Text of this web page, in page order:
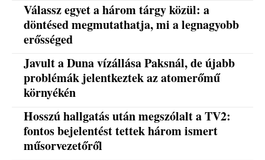
Válassz egyet a három tárgy közül: a
döntésed megmutathatja, mi a legnagyobb
erősséged
Javult a Duna vízállása Paksnál, de újabb
problémák jelentkeztek az atomerőmű
környékén
Hosszú hallgatás után megszólalt a TV2:
fontos bejelentést tettek három ismert
műsorvezetőről